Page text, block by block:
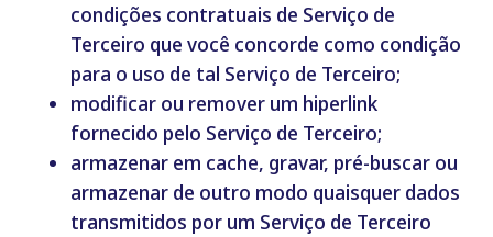
condições contratuais de Serviço de
Terceiro que você concorde como condição
para o uso de tal Serviço de Terceiro;
modificar ou remover um hiperlink
fornecido pelo Serviço de Terceiro;
armazenar em cache, gravar, pré-buscar ou
armazenar de outro modo quaisquer dados
transmitidos por um Serviço de Terceiro